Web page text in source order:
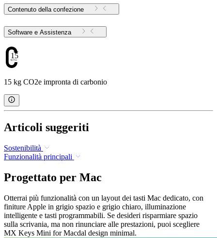
Contenuto della confezione
Software e Assistenza
15
15 kg CO2e impronta di carbonio
Articoli suggeriti
Sostenibilità
Funzionalità principali
Progettato per Mac
Otterrai più funzionalità con un layout dei tasti Mac dedicato, con
finiture Apple in grigio spazio e grigio chiaro, illuminazione
intelligente e tasti programmabili. Se desideri risparmiare spazio
sulla scrivania, ma non rinunciare alle prestazioni, puoi scegliere
MX Keys Mini for Macdal design minimal.